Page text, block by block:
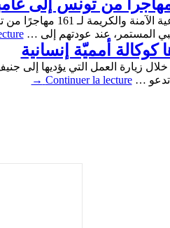
أعلنت المنظمة الدولية للهجرة بتونس اليوم
المستمر، عند عودتهم إلى …
أمميّة إنسانية
تدعو …Continuer la lecture
→